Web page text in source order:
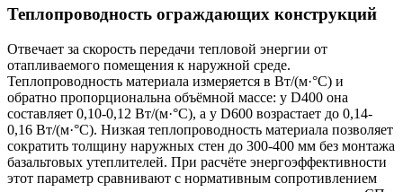
Теплопроводность ограждающих конструкций
Отвечает за скорость передачи тепловой энергии от
отапливаемого помещения к наружной среде.
Теплопроводность материала измеряется в Вт/(м·°C) и
обратно пропорциональна объёмной массе: у D400 она
составляет 0,10-0,12 Вт/(м·°C), а у D600 возрастает до 0,14-
0,16 Вт/(м·°C). Низкая теплопроводность материала позволяет
сократить толщину наружных стен до 300-400 мм без монтажа
базальтовых утеплителей. При расчёте энергоэффективности
этот параметр сравнивают с нормативным сопротивлением